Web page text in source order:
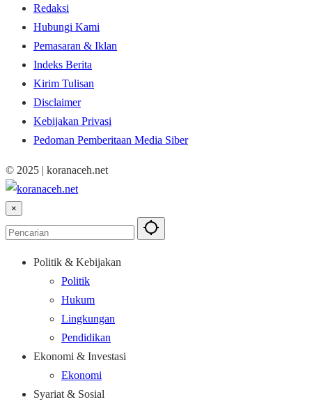
Redaksi
Hubungi Kami
Pemasaran & Iklan
Indeks Berita
Kirim Tulisan
Disclaimer
Kebijakan Privasi
Pedoman Pemberitaan Media Siber
© 2025 | koranaceh.net
×
Politik & Kebijakan
Politik
Hukum
Lingkungan
Pendidikan
Ekonomi & Investasi
Ekonomi
Syariat & Sosial